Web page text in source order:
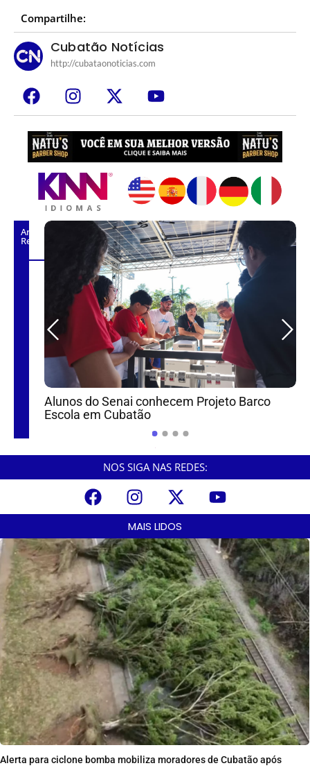
Compartilhe:
Cubatão Notícias
http://cubataonoticias.com
Artigos
Relacionados
Alunos do Senai conhecem Projeto Barco
Escola em Cubatão
NOS SIGA NAS REDES:
MAIS LIDOS
Alerta para ciclone bomba mobiliza moradores de Cubatão após